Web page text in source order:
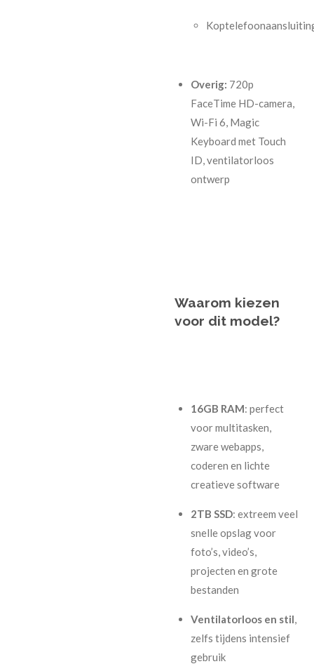
Overig: 720p
FaceTime HD-camera,
Wi-Fi 6, Magic
Keyboard met Touch
ID, ventilatorloos
ontwerp
Waarom kiezen
voor dit model?
16GB RAM: perfect
voor multitasken,
zware webapps,
coderen en lichte
creatieve software
2TB SSD: extreem veel
snelle opslag voor
foto’s, video’s,
projecten en grote
bestanden
Ventilatorloos en stil,
zelfs tijdens intensief
gebruik